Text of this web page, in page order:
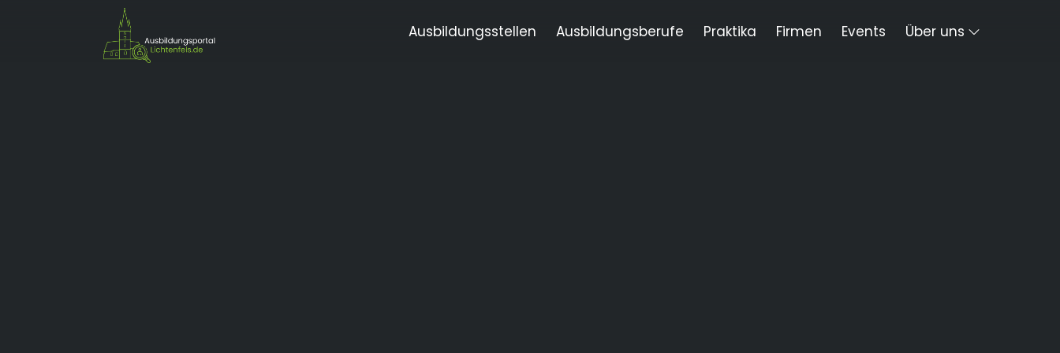
Ausbildungsstellen Ausbildungsberufe Praktika Firmen Events Über uns